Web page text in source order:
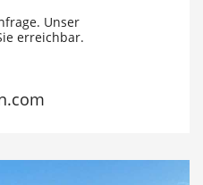
Unser
erreichbar.